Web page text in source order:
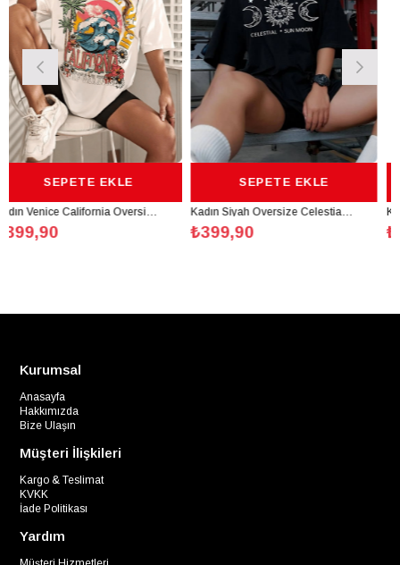
EKLE
Kadın Venice California Oversize Beyaz T-Shirt - K2190
SEPETE EKLE
Kadın Siyah Oversize Celestial Sun Moon Baskılı T-Shirt - K2113
Kurumsal
Anasayfa
Hakkımızda
Bize Ulaşın
Müşteri İlişkileri
Kargo & Teslimat
KVKK
İade Politikası
Yardım